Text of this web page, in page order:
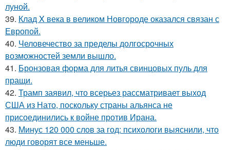
луной.
39. Клад X века в великом Новгороде оказался связан с
Европой.
40. Человечество за пределы долгосрочных
возможностей земли вышло.
41. Бронзовая форма для литья свинцовых пуль для
пращи.
42. Трамп заявил, что всерьез рассматривает выход
США из Нато, поскольку страны альянса не
присоединились к войне против Ирана.
43. Минус 120 000 слов за год: психологи выяснили, что
люди говорят все меньше.